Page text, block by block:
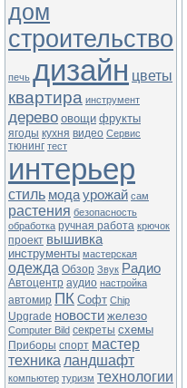
дом
строительство
печь дизайн цветы
квартира инструмент
дерево овощи фрукты
ягоды кухня видео Сервис
тюнинг тест
интерьер
стиль модаурожай сам
растения безопасность
обработка ручная работа крючок
проект вышивка
инструменты мастерская
одежда Обзор Звук Радио
Автоцентр аудио настройка
автомир ПК Софт Chip
Upgrade новости железо
Computer Bild секреты схемы
Приборы спорт мастер
техника ландшафт
компьютер туризм технологии